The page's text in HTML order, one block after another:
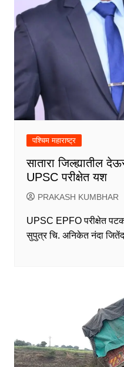
पश्चिम महाराष्ट्र
सातारा जिल्ह्यातील
UPSC परीक्षेत यश
PRAKASH KUMBHAR
UPSC EPFO परीक्षेत
सुपुत्र चि. अनिकेत नंदा